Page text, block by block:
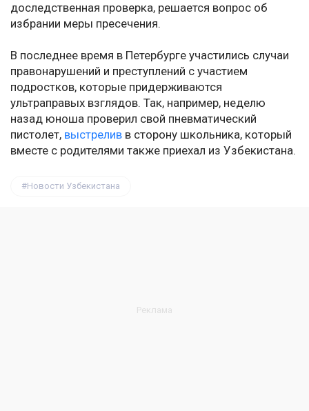
доследственная проверка, решается вопрос об
избрании меры пресечения.
В последнее время в Петербурге участились случаи
правонарушений и преступлений с участием
подростков, которые придерживаются
ультраправых взглядов. Так, например, неделю
назад юноша проверил свой пневматический
пистолет, выстрелив в сторону школьника, который
вместе с родителями также приехал из Узбекистана.
Новости Узбекистана